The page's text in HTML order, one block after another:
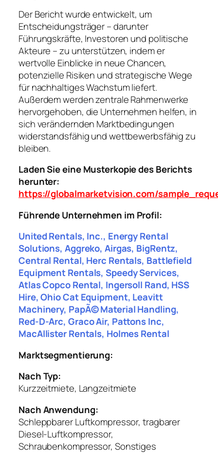
Der Bericht wurde entwickelt, um
Entscheidungsträger – darunter
Führungskräfte, Investoren und politische
Akteure – zu unterstützen, indem er
wertvolle Einblicke in neue Chancen,
potenzielle Risiken und strategische Wege
für nachhaltiges Wachstum liefert.
Außerdem werden zentrale Rahmenwerke
hervorgehoben, die Unternehmen helfen, in
sich verändernden Marktbedingungen
widerstandsfähig und wettbewerbsfähig zu
bleiben.
Laden Sie eine Musterkopie des Berichts
herunter:
https://globalmarketvision.com/
Führende Unternehmen im Profil:
United Rentals, Inc., Energy Rental
Solutions, Aggreko, Airgas, BigRentz,
Central Rental, Herc Rentals, Battlefield
Equipment Rentals, Speedy Services,
Atlas Copco Rental, Ingersoll Rand, HSS
Hire, Ohio Cat Equipment, Leavitt
Machinery, PapÃ© Material Handling,
Red-D-Arc, Graco Air, Pattons Inc,
MacAllister Rentals, Holmes Rental
Marktsegmentierung:
Nach Typ:
Kurzzeitmiete, Langzeitmiete
Nach Anwendung:
Schleppbarer Luftkompressor, tragbarer
Diesel-Luftkompressor,
Schraubenkompressor, Sonstiges